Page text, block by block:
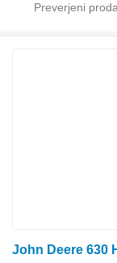
John Deere 630